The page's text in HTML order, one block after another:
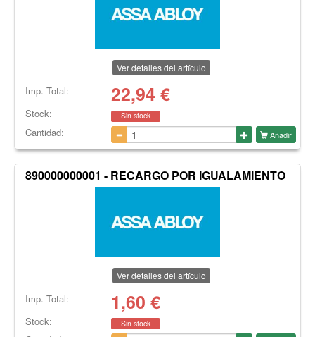
Ver detalles del artículo
Imp. Total: 22,94 €
Stock: Sin stock
Cantidad: Añadir
890000000001 - RECARGO POR IGUALAMIENTO
Ver detalles del artículo
Imp. Total: 1,60 €
Stock: Sin stock